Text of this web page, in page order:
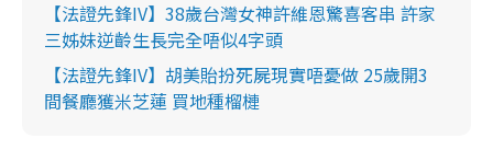
【法證先鋒IV】38歲台灣女神許維恩驚喜客串 許家
三姊妹逆齡生長完全唔似4字頭
【法證先鋒IV】胡美貽扮死屍現實唔憂做 25歲開3
間餐廳獲米芝蓮 買地種榴槤